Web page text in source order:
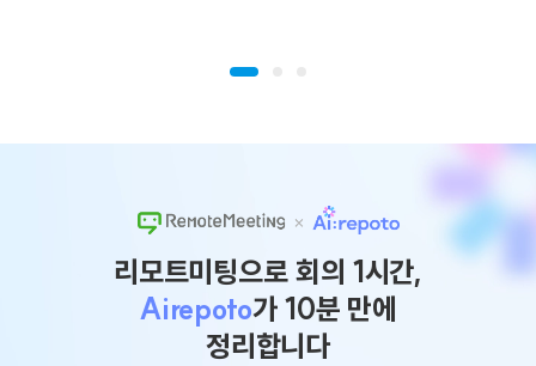
리모트미팅으로 회의 1시간,
Airepoto가 10분 만에
정리합니다